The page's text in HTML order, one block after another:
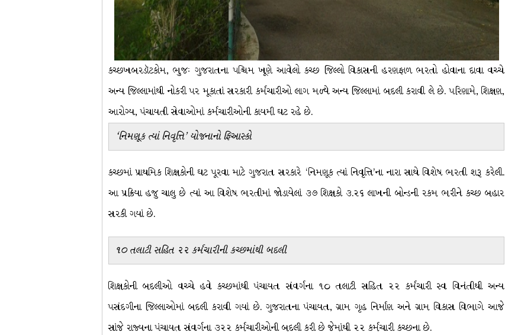
કચ્છખબરડૉટકોમ, ભુજઃ ગુજરાતના પશ્ચિમ ખૂણે આવેલો કચ્છ જિલ્લો વિકાસની હરણફાળ ભરતો હોવાના દાવા વચ્ચે
અન્ય જિલ્લામાંથી નોકરી પર મૂકાતાં સરકારી કર્મચારીઓ લાગ મળ્યે અન્ય જિલ્લામાં બદલી કરાવી લે છે. પરિણામે, શિક્ષણ,
આરોગ્ય, પંચાયતી સેવાઓમાં કર્મચારીઓની કાયમી ઘટ રહે છે.
‘નિમણૂક ત્યાં નિવૃત્તિ’ યોજનાનો ફિઆસ્કો
કચ્છમાં પ્રાથમિક શિક્ષકોની ઘટ પૂરવા માટે ગુજરાત સરકારે ‘નિમણૂક ત્યાં નિવૃત્તિ’ના નારા સાથે વિશેષ ભરતી શરૂ કરેલી.
આ પ્રક્રિયા હજુ ચાલુ છે ત્યાં આ વિશેષ ભરતીમાં જોડાયેલાં ૩૭ શિક્ષકો ૩.૨૬ લાખની બોન્ડની રકમ ભરીને કચ્છ બહાર
સરકી ગયાં છે.
૧૦ તલાટી સહિત ૨૨ કર્મચારીની કચ્છમાંથી બદલી
શિક્ષકોની બદલીઓ વચ્ચે હવે કચ્છમાંથી પંચાયત સંવર્ગના ૧૦ તલાટી સહિત ૨૨ કર્મચારી સ્વ વિનંતીથી અન્ય
પસંદગીના જિલ્લાઓમાં બદલી કરાવી ગયાં છે. ગુજરાતના પંચાયત, ગ્રામ ગૃહ નિર્માણ અને ગ્રામ વિકાસ વિભાગે આજે
સાંજે રાજ્યના પંચાયત સંવર્ગના ૩૨૨ કર્મચારીઓની બદલી કરી છે જેમાંથી ૨૨ કર્મચારી કચ્છના છે.